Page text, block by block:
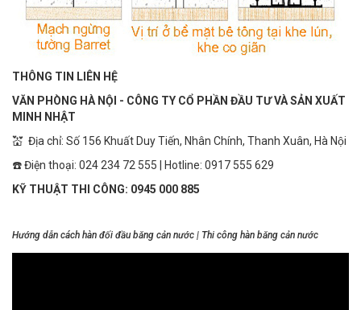
THÔNG TIN LIÊN HỆ
VĂN PHÒNG HÀ NỘI - CÔNG TY CỔ PHẦN ĐẦU TƯ VÀ SẢN XUẤT
MINH NHẬT
💒 Địa chỉ: Số 156 Khuất Duy Tiến, Nhân Chính, Thanh Xuân, Hà Nội
☎️ Điện thoại: 024 234 72 555 | Hotline: 0917 555 629
KỸ THUẬT THI CÔNG: 0945 000 885
Hướng dẫn cách hàn đối đầu băng cản nước | Thi công hàn băng cản nước